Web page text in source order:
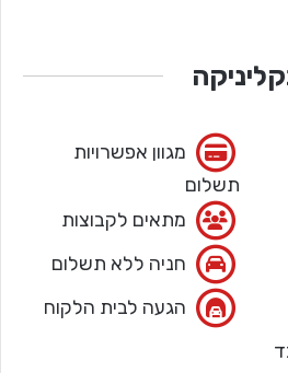
מגוון אפשרויות
תשלום
מתאים לקבוצות
חניה ללא תשלום
הגעה לבית הלקוח